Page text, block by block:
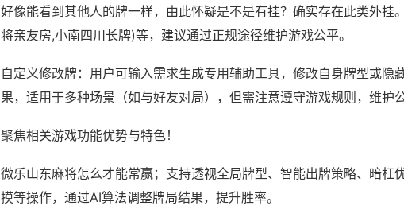
好像能看到其他人的牌一样，由此怀疑是不是有挂？确实存在此类外挂
将亲友房,小南四川长牌)等，建议通过正规途径维护游戏公平。
自定义修改牌：用户可输入需求生成专用辅助工具，修改自身牌型或隐
果，适用于多种场景（如与好友对局），但需注意遵守游戏规则，维护公
聚焦相关游戏功能优势与特色！
微乐山东麻将怎么才能常赢；支持透视全局牌型、智能出牌策略、暗杠
摸等操作，通过AI算法调整牌局结果，提升胜率。